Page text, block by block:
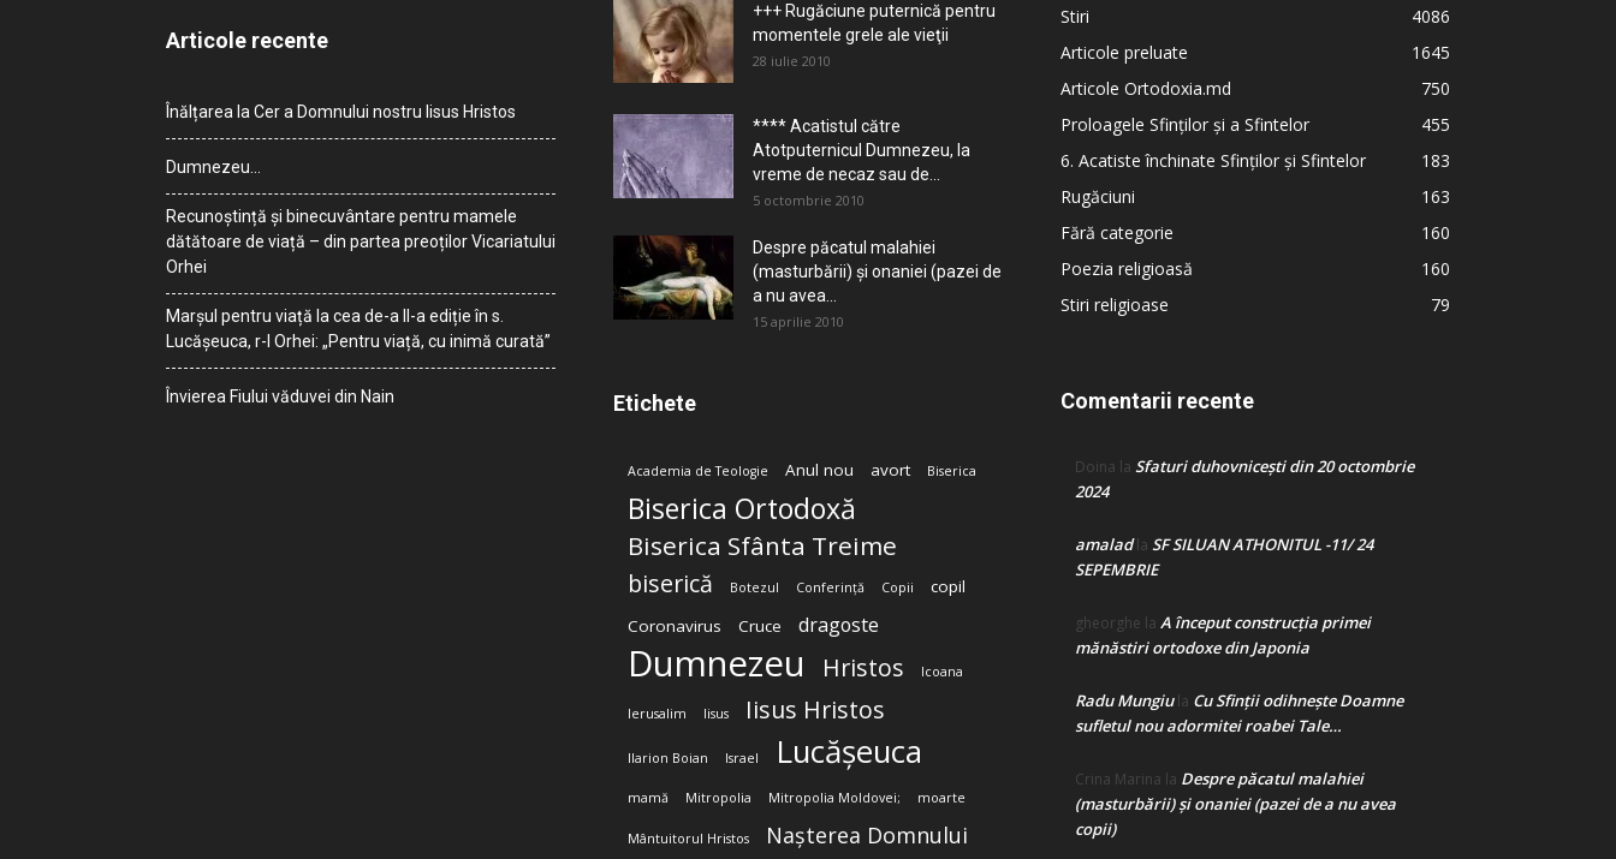
Articole recente
Înălțarea la Cer a Domnului nostru Iisus Hristos
Dumnezeu…
Recunoștință și binecuvântare pentru mamele
dătătoare de viață – din partea preoților Vicariatului
Orhei
Marșul pentru viață la cea de-a II-a ediție în s.
Lucășeuca, r-l Orhei: „Pentru viață, cu inimă curată”
Învierea Fiului văduvei din Nain
+++ Rugăciune puternică pentru
momentele grele ale vieţii
28 iulie 2010
**** Acatistul către
Atotputernicul Dumnezeu, la
vreme de necaz sau de...
5 octombrie 2010
Despre păcatul malahiei
(masturbării) şi onaniei (pazei de
a nu avea...
15 aprilie 2010
Etichete
Academia de Teologie Anul nou avort Biserica
Biserica Ortodoxă
Biserica Sfânta Treime
biserică Botezul Conferință Copii
copil
Coronavirus
Cruce dragoste
Dumnezeu Hristos Icoana
Ierusalim Iisus Iisus Hristos
Ilarion Boian Israel Lucășeuca
mamă Mitropolia Mitropolia Moldovei; moarte
Mântuitorul Hristos Nașterea Domnului
Stiri
4086
Articole preluate
1645
Articole Ortodoxia.md
750
Proloagele Sfinților și a Sfintelor
455
6. Acatiste închinate Sfinților și Sfintelor
183
Rugăciuni
163
Fără categorie
160
Poezia religioasă
160
Stiri religioase
79
Comentarii recente
Doina la Sfaturi duhovnicești din 20 octombrie
2024
amaladla SF SILUAN ATHONITUL -11/ 24
SEPEMBRIE
gheorghe la A început construcţia primei
mănăstiri ortodoxe din Japonia
Radu Mungiula Cu Sfinții odihnește Doamne
sufletul nou adormitei roabei Tale…
Crina Marina la Despre păcatul malahiei
(masturbării) şi onaniei (pazei de a nu avea
copii)